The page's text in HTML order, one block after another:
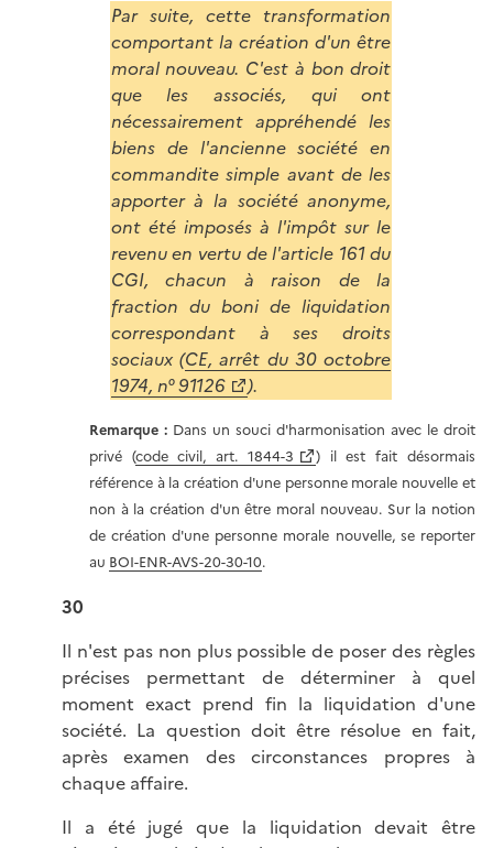
Par suite, cette transformation
comportant la création d'un être
moral nouveau. C'est à bon droit
que les associés, qui ont
nécessairement appréhendé les
biens de l'ancienne société en
commandite simple avant de les
apporter à la société anonyme,
ont été imposés à l'impôt sur le
revenu en vertu de l'article 161 du
CGI, chacun à raison de la
fraction du boni de liquidation
correspondant à ses droits
sociaux (CE, arrêt du 30 octobre
1974, n° 91126
).
Remarque : Dans un souci d'harmonisation avec le droit
privé (code civil, art. 1844-3
) il est fait désormais
référence à la création d'une personne morale nouvelle et
non à la création d'un être moral nouveau. Sur la notion
de création d'une personne morale nouvelle, se reporter
au BOI-ENR-AVS-20-30-10.
30
Il n'est pas non plus possible de poser des règles
précises permettant de déterminer à quel
moment exact prend fin la liquidation d'une
société. La question doit être résolue en fait,
après examen des circonstances propres à
chaque affaire.
Il a été jugé que la liquidation devait être